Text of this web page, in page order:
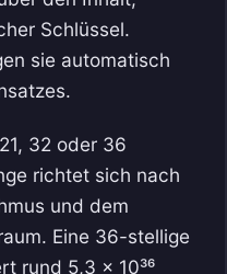
Schlüssel.
sie automatisch
32 oder 36
richtet sich nach
und dem
Eine 36-stellige
rund 5,3 × 10³⁶